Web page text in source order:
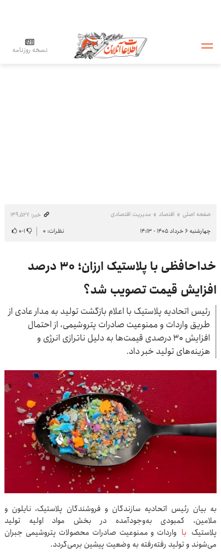
نسخه روزنامه
صفحه اصلی اقتصاد مدیریت اقتصادی
خبر: ۱۴۹٬۵۲۷
چهارشنبه ۶ خرداد ۱۴۰۵ - ۱۴:۱۳
نظرات: ۰ ۱-۰
خداحافظی با پلاستیک ارزان؛ ۳۰ درصد
افزایش قیمت تصویب شد؟
رئیس اتحادیه پلاستیک با اعلام بازگشت تولید به مدار عادی از
طریق واردات و ممنوعیت صادرات پتروشیمی، از احتمال
افزایش ۳۰ درصدی قیمت‌ها به دلیل ناترازی انرژی و
هزینه‌های تولید خبر داد.
به بیان رئیس اتحادیه سازندگان و فروشندگان پلاستیک، نایلون و
ملامین، کمبودی به‌وجودآمده در بخش مواد اولیه تولید
پلاستیک با واردات و ممنوعیت صادرات محصولات پتروشیمی جبران
می‌شوند و تولید رفته‌رفته به وضعیت پیشین برمی‌گردد.